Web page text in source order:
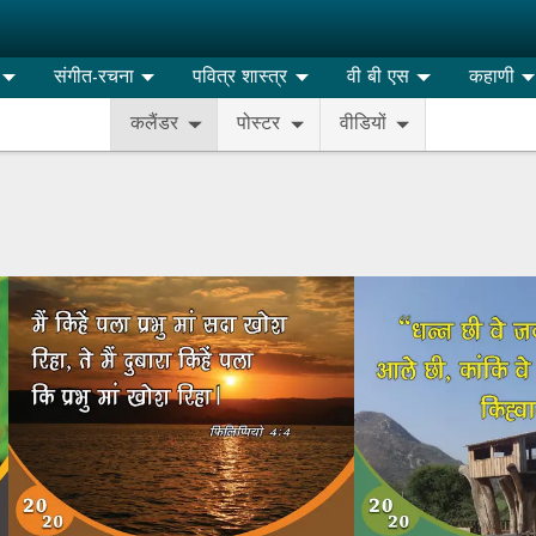
संगीत-रचना पवित्र शास्त्र वी बी एस कहाणी
कलैंडर पोस्टर वीडियों